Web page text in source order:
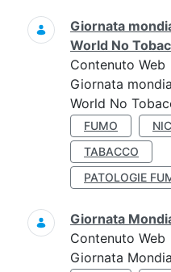
Giornata
World No
Contenuto Web
Giornata
World No
FUMO
TABACCO
PATOLOGIE
Giornata
Contenuto Web
Giornata